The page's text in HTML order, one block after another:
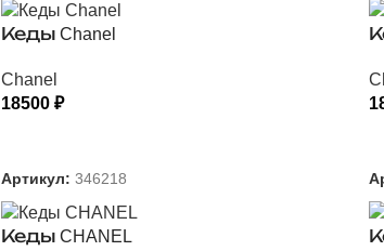
Кеды Chanel
Chanel
18500 ₽
Артикул: 346218
Кеды CHANEL